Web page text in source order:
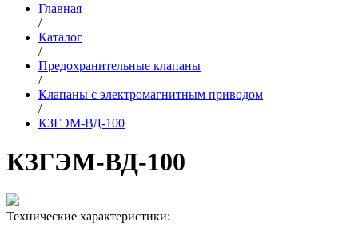
Главная
/
Каталог
/
Предохранительные клапаны
/
Клапаны c электромагнитным приводом
/
КЗГЭМ-ВД-100
КЗГЭМ-ВД-100
Технические характеристики: